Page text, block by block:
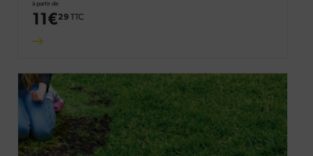
à partir de
11€29 TTC